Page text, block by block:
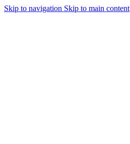
Skip to navigation Skip to main content